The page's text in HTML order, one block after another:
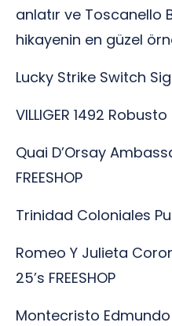
anlatır ve Toscanello
hikayenin en güzel
Lucky Strike Switch
VILLIGER 1492 Robusto
Quai D’Orsay
FREESHOP
Trinidad Coloniales
Romeo Y Julieta
25’s FREESHOP
Montecristo Edmundo